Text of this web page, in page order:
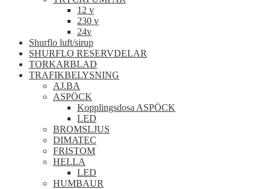
12 v
230 v
24v
Shurflo luft/sirup
SHURFLO RESERVDELAR
TORKARBLAD
TRAFIKBELYSNING
AJ.BA
ASPÖCK
Kopplingsdosa ASPÖCK
LED
BROMSLJUS
DIMATEC
FRISTOM
HELLA
LED
HUMBAUR